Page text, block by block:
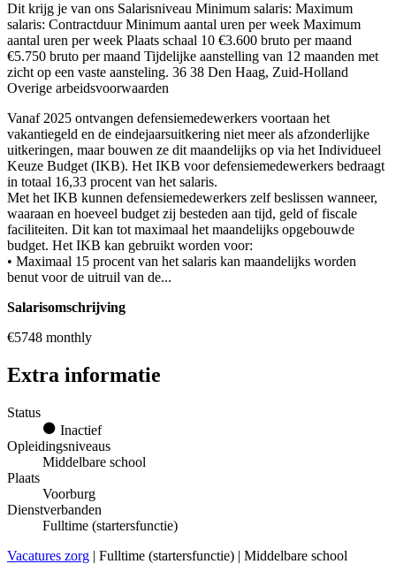
Dit krijg je van ons Salarisniveau Minimum salaris: Maximum
salaris: Contractduur Minimum aantal uren per week Maximum
aantal uren per week Plaats schaal 10 €3.600 bruto per maand
€5.750 bruto per maand Tijdelijke aanstelling van 12 maanden met
zicht op een vaste aansteling. 36 38 Den Haag, Zuid-Holland
Overige arbeidsvoorwaarden
Vanaf 2025 ontvangen defensiemedewerkers voortaan het
vakantiegeld en de eindejaarsuitkering niet meer als afzonderlijke
uitkeringen, maar bouwen ze dit maandelijks op via het Individueel
Keuze Budget (IKB). Het IKB voor defensiemedewerkers bedraagt
in totaal 16,33 procent van het salaris.
Met het IKB kunnen defensiemedewerkers zelf beslissen wanneer,
waaraan en hoeveel budget zij besteden aan tijd, geld of fiscale
faciliteiten. Dit kan tot maximaal het maandelijks opgebouwde
budget. Het IKB kan gebruikt worden voor:
• Maximaal 15 procent van het salaris kan maandelijks worden
benut voor de uitruil van de...
Salarisomschrijving
€5748 monthly
Extra informatie
Status
Inactief
Opleidingsniveaus
Middelbare school
Plaats
Voorburg
Dienstverbanden
Fulltime (startersfunctie)
Vacatures zorg | Fulltime (startersfunctie) | Middelbare school